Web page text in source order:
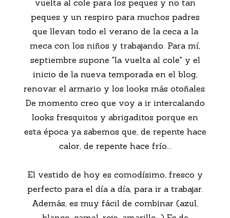
vuelta al cole para los peques y no tan
peques y un respiro para muchos padres
que llevan todo el verano de la ceca a la
meca con los niños y trabajando. Para mí,
septiembre supone "la vuelta al cole" y el
inicio de la nueva temporada en el blog,
renovar el armario y los looks más otoñales.
De momento creo que voy a ir intercalando
looks fresquitos y abrigaditos porque en
esta época ya sabemos que, de repente hace
calor, de repente hace frío...
El vestido de hoy es comodísimo, fresco y
perfecto para el día a día, para ir a trabajar.
Además, es muy fácil de combinar (azul,